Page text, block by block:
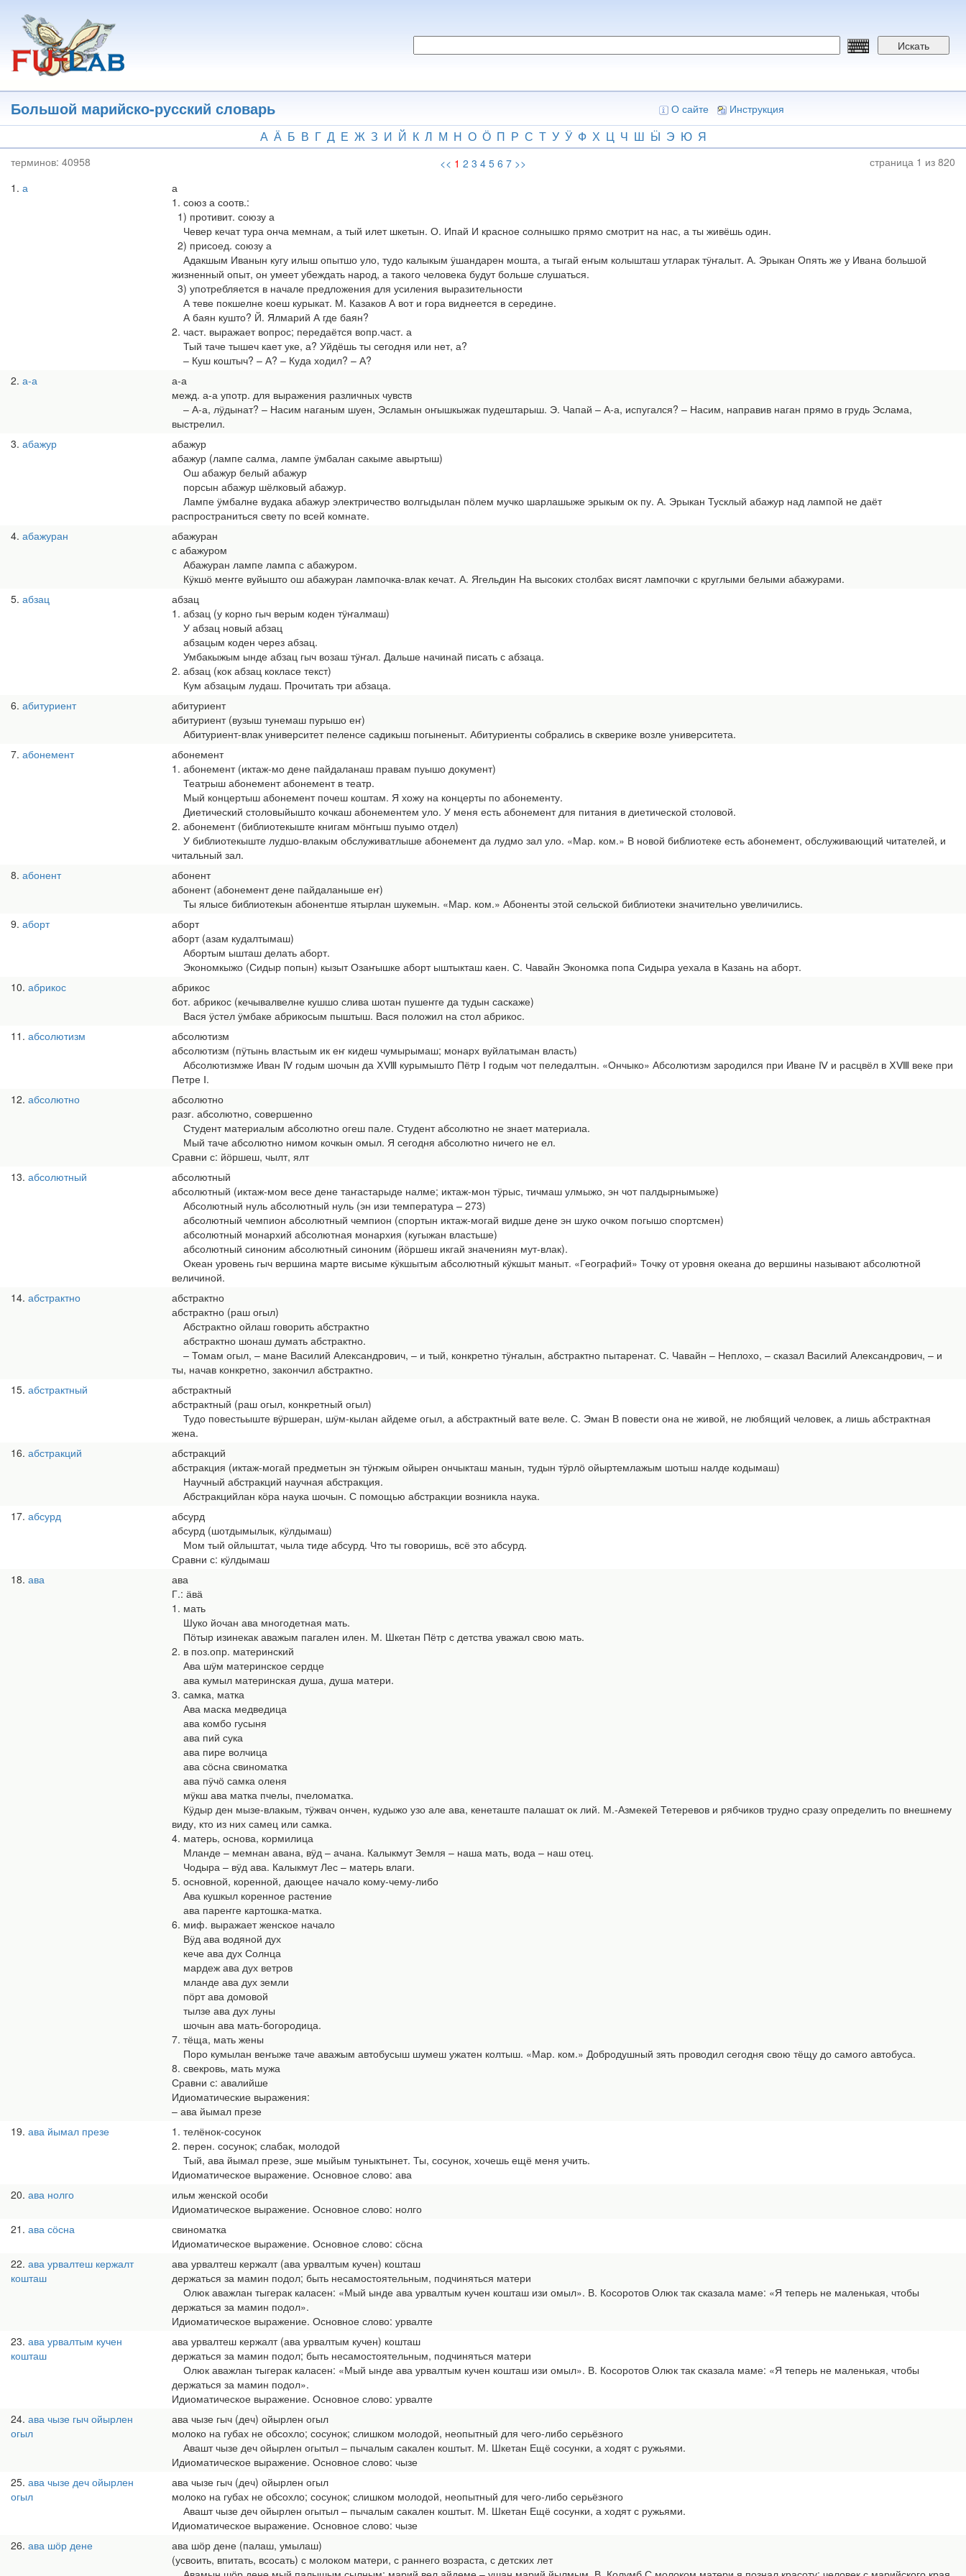
основному
содержанию
Искать
Большой марийско-русский словарь О сайте Инструкция
А Ӓ Б В Г Д Е Ж З И Й К Л М Н О Ӧ П Р С Т У Ӱ Ф Х Ц Ч Ш Ӹ Э Ю Я
терминов: 40958 << 1 2 3 4 5 6 7 >>
страница 1 из 820
1 а
а
1. союз а соотв.:
1) противит. союзу а
Чевер кечат тура онча мемнам, а тый илет шкетын. О. Ипай И красное солнышко прямо смотрит на нас, а ты живёшь один.
2) присоед. союзу а
Адакшым Иванын кугу илыш опытшо уло, тудо калыкым ӱшандарен мошта, а тыгай еҥым колышташ утларак тӱҥалыт. А. Эрыкан Опять же у Ивана большой
жизненный опыт, он умеет убеждать народ, а такого человека будут больше слушаться.
3) употребляется в начале предложения для усиления выразительности
А теве покшелне коеш курыкат. М. Казаков А вот и гора виднеется в середине.
А баян кушто? Й. Ялмарий А где баян?
2. част. выражает вопрос; передаётся вопр.част. а
Тый таче тышеч кает уке, а? Уйдёшь ты сегодня или нет, а?
– Куш коштыч? – А? – Куда ходил? – А?
2 а-а
а-а
межд. а-а употр. для выражения различных чувств
– А-а, лӱдынат? – Насим наганым шуен, Эсламын оҥышкыжак пудештарыш. Э. Чапай – А-а, испугался? – Насим, направив наган прямо в грудь Эслама,
выстрелил.
3 абажур
абажур
абажур (лампе салма, лампе ӱмбалан сакыме авыртыш)
Ош абажур белый абажур
порсын абажур шёлковый абажур.
Лампе ӱмбалне вудака абажур электричество волгыдылан пӧлем мучко шарлашыже эрыкым ок пу. А. Эрыкан Тусклый абажур над лампой не даёт
распространиться свету по всей комнате.
4 абажуран
абажуран
с абажуром
Абажуран лампе лампа с абажуром.
Кӱкшӧ меҥге вуйышто ош абажуран лампочка-влак кечат. А. Ягельдин На высоких столбах висят лампочки с круглыми белыми абажурами.
5 абзац
абзац
1. абзац (у корно гыч верым коден тӱҥалмаш)
У абзац новый абзац
абзацым коден через абзац.
Умбакыжым ынде абзац гыч возаш тӱҥал. Дальше начинай писать с абзаца.
2. абзац (кок абзац кокласе текст)
Кум абзацым лудаш. Прочитать три абзаца.
6 абитуриент
абитуриент
абитуриент (вузыш тунемаш пурышо еҥ)
Абитуриент-влак университет пеленсе садикыш погыненыт. Абитуриенты собрались в скверике возле университета.
7 абонемент
абонемент
1. абонемент (иктаж-мо дене пайдаланаш правам пуышо документ)
Театрыш абонемент абонемент в театр.
Мый концертыш абонемент почеш коштам. Я хожу на концерты по абонементу.
Диетический столовыйышто кочкаш абонементем уло. У меня есть абонемент для питания в диетической столовой.
2. абонемент (библиотекыште книгам мӧҥгыш пуымо отдел)
У библиотекыште лудшо-влакым обслуживатлыше абонемент да лудмо зал уло. «Мар. ком.» В новой библиотеке есть абонемент, обслуживающий читателей, и
читальный зал.
8 абонент
абонент
абонент (абонемент дене пайдаланыше еҥ)
Ты ялысе библиотекын абонентше ятырлан шукемын. «Мар. ком.» Абоненты этой сельской библиотеки значительно увеличились.
9 аборт
аборт
аборт (азам кудалтымаш)
Абортым ышташ делать аборт.
Экономкыжо (Сидыр попын) кызыт Озаҥышке аборт ыштыкташ каен. С. Чавайн Экономка попа Сидыра уехала в Казань на аборт.
10 абрикос
абрикос
бот. абрикос (кечывалвелне кушшо слива шотан пушеҥге да тудын саскаже)
Вася ӱстел ӱмбаке абрикосым пыштыш. Вася положил на стол абрикос.
11 абсолютизм
абсолютизм
абсолютизм (пӱтынь властьым ик еҥ кидеш чумырымаш; монарх вуйлатыман власть)
Абсолютизмже Иван Ⅳ годым шочын да ⅩⅧ курымышто Пётр Ⅰ годым чот пеледалтын. «Ончыко» Абсолютизм зародился при Иване Ⅳ и расцвёл в ⅩⅧ веке при
Петре Ⅰ.
12 абсолютно
абсолютно
разг. абсолютно, совершенно
Студент материалым абсолютно огеш пале. Студент абсолютно не знает материала.
Мый таче абсолютно нимом кочкын омыл. Я сегодня абсолютно ничего не ел.
Сравни с: йӧршеш, чылт, ялт
13 абсолютный
абсолютный
абсолютный (иктаж-мом весе дене таҥастарыде налме; иктаж-мон тӱрыс, тичмаш улмыжо, эн чот палдырнымыже)
Абсолютный нуль абсолютный нуль (эн изи температура – 273)
абсолютный чемпион абсолютный чемпион (спортын иктаж-могай видше дене эн шуко очком погышо спортсмен)
абсолютный монархий абсолютная монархия (кугыжан властьше)
абсолютный синоним абсолютный синоним (йӧршеш икгай значениян мут-влак).
Океан уровень гыч вершина марте висыме кӱкшытым абсолютный кӱкшыт маныт. «Географий» Точку от уровня океана до вершины называют абсолютной
величиной.
14 абстрактно
абстрактно
абстрактно (раш огыл)
Абстрактно ойлаш говорить абстрактно
абстрактно шонаш думать абстрактно.
– Томам огыл, – мане Василий Александрович, – и тый, конкретно тӱҥалын, абстрактно пытаренат. С. Чавайн – Неплохо, – сказал Василий Александрович, – и
ты, начав конкретно, закончил абстрактно.
15 абстрактный
абстрактный
абстрактный (раш огыл, конкретный огыл)
Тудо повестьыште вӱршеран, шӱм-кылан айдеме огыл, а абстрактный вате веле. С. Эман В повести она не живой, не любящий человек, а лишь абстрактная
жена.
16 абстракций
абстракций
абстракция (иктаж-могай предметын эн тӱҥжым ойырен ончыкташ манын, тудын тӱрлӧ ойыртемлажым шотыш налде кодымаш)
Научный абстракций научная абстракция.
Абстракцийлан кӧра наука шочын. С помощью абстракции возникла наука.
17 абсурд
абсурд
абсурд (шотдымылык, кӱлдымаш)
Мом тый ойлыштат, чыла тиде абсурд. Что ты говоришь, всё это абсурд.
Сравни с: кӱлдымаш
18 ава
ава
Г.: ӓвӓ
1. мать
Шуко йочан ава многодетная мать.
Пӧтыр изинекак аважым пагален илен. М. Шкетан Пётр с детства уважал свою мать.
2. в поз.опр. материнский
Ава шӱм материнское сердце
ава кумыл материнская душа, душа матери.
3. самка, матка
Ава маска медведица
ава комбо гусыня
ава пий сука
ава пире волчица
ава сӧсна свиноматка
ава пӱчӧ самка оленя
мӱкш ава матка пчелы, пчеломатка.
Кӱдыр ден мызе-влакым, тӱжвач ончен, кудыжо узо але ава, кенеташте палашат ок лий. М.-Азмекей Тетеревов и рябчиков трудно сразу определить по внешнему
виду, кто из них самец или самка.
4. матерь, основа, кормилица
Мланде – мемнан авана, вӱд – ачана. Калыкмут Земля – наша мать, вода – наш отец.
Чодыра – вӱд ава. Калыкмут Лес – матерь влаги.
5. основной, коренной, дающее начало кому-чему-либо
Ава кушкыл коренное растение
ава пареҥге картошка-матка.
6. миф. выражает женское начало
Вӱд ава водяной дух
кече ава дух Солнца
мардеж ава дух ветров
мланде ава дух земли
пӧрт ава домовой
тылзе ава дух луны
шочын ава мать-богородица.
7. тёща, мать жены
Поро кумылан веҥыже таче аважым автобусыш шумеш ужатен колтыш. «Мар. ком.» Добродушный зять проводил сегодня свою тёщу до самого автобуса.
8. свекровь, мать мужа
Сравни с: авалийше
Идиоматические выражения:
– ава йымал презе
19 ава йымал презе
1. телёнок-сосунок
2. перен. сосунок; слабак, молодой
Тый, ава йымал презе, эше мыйым туныктынет. Ты, сосунок, хочешь ещё меня учить.
Идиоматическое выражение. Основное слово: ава
20 ава нолго
ильм женской особи
Идиоматическое выражение. Основное слово: нолго
21 ава сӧсна
свиноматка
Идиоматическое выражение. Основное слово: сӧсна
22 ава урвалтеш кержалт
кошташ
ава урвалтеш кержалт (ава урвалтым кучен) кошташ
держаться за мамин подол; быть несамостоятельным, подчиняться матери
Олюк аважлан тыгерак каласен: «Мый ынде ава урвалтым кучен кошташ изи омыл». В. Косоротов Олюк так сказала маме: «Я теперь не маленькая, чтобы
держаться за мамин подол».
Идиоматическое выражение. Основное слово: урвалте
23 ава урвалтым кучен
кошташ
ава урвалтеш кержалт (ава урвалтым кучен) кошташ
держаться за мамин подол; быть несамостоятельным, подчиняться матери
Олюк аважлан тыгерак каласен: «Мый ынде ава урвалтым кучен кошташ изи омыл». В. Косоротов Олюк так сказала маме: «Я теперь не маленькая, чтобы
держаться за мамин подол».
Идиоматическое выражение. Основное слово: урвалте
24 ава чызе гыч ойырлен
огыл
ава чызе гыч (деч) ойырлен огыл
молоко на губах не обсохло; сосунок; слишком молодой, неопытный для чего-либо серьёзного
Авашт чызе деч ойырлен огытыл – пычалым сакален коштыт. М. Шкетан Ещё сосунки, а ходят с ружьями.
Идиоматическое выражение. Основное слово: чызе
25 ава чызе деч ойырлен
огыл
ава чызе гыч (деч) ойырлен огыл
молоко на губах не обсохло; сосунок; слишком молодой, неопытный для чего-либо серьёзного
Авашт чызе деч ойырлен огытыл – пычалым сакален коштыт. М. Шкетан Ещё сосунки, а ходят с ружьями.
Идиоматическое выражение. Основное слово: чызе
26 ава шӧр дене
ава шӧр дене (палаш, умылаш)
(усвоить, впитать, всосать) с молоком матери, с раннего возраста, с детских лет